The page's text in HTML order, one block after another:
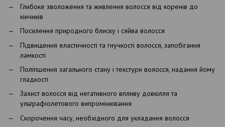
Глибоке зволоження та живлення волосся від коренів до
кінчиків
Посилення природного блиску і сяйва волосся
Підвищення еластичності та гнучкості волосся, запобігання
ламкості
Поліпшення загального стану і текстури волосся, надання йому
гладкості
Захист волосся від негативного впливу довкілля та
ультрафіолетового випромінювання
Скорочення часу, необхідного для укладання волосся